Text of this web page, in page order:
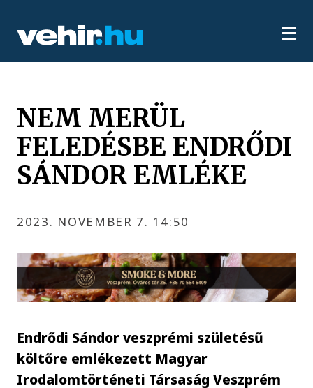
NEM MERÜL
FELEDÉSBE ENDRŐDI
SÁNDOR EMLÉKE
2023. NOVEMBER 7. 14:50
Endrődi Sándor veszprémi születésű
költőre emlékezett Magyar
Irodalomtörténeti Társaság Veszprém